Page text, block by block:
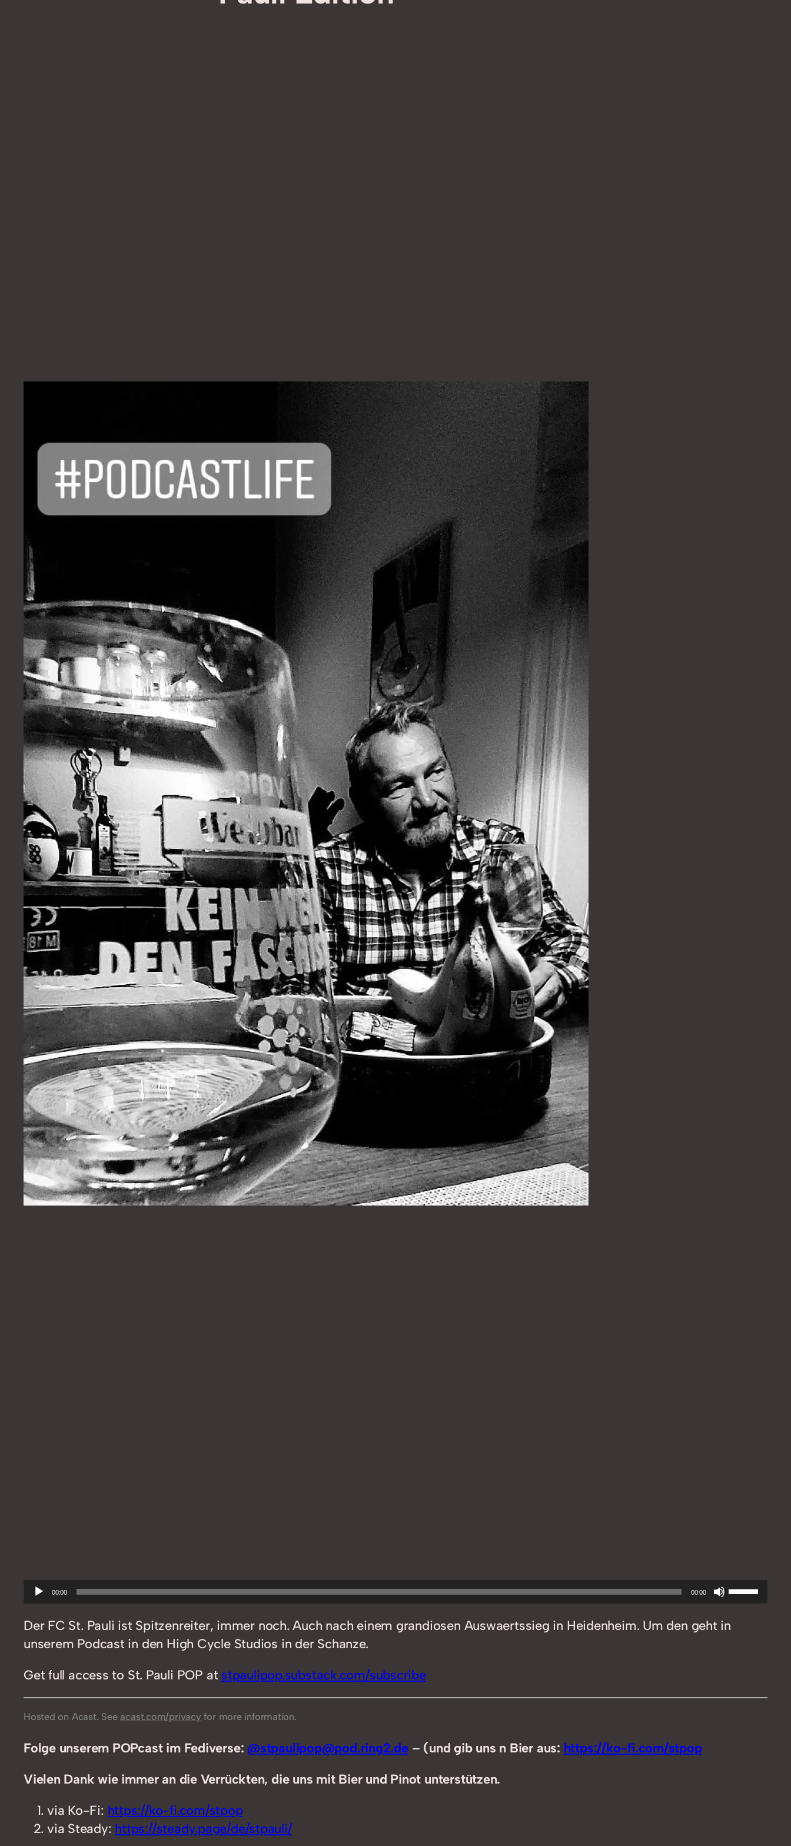
Audio-
Player
00:00 00:00
Pfeiltasten
Hoch/
benutzen,
zu
Der FC St. Pauli ist Spitzenreiter, immer noch. Auch nach einem grandiosen Auswaertssieg in Heidenheim. Um den geht in
unserem Podcast in den High Cycle Studios in der Schanze.
Get full access to St. Pauli POP at stpaulipop.substack.com/subscribe
Hosted on Acast. See acast.com/privacy for more information.
Folge unserem POPcast im Fediverse:@stpaulipop@pod.ring2.de– (und gib uns n Bier aus: https://ko-fi.com/stpop
Vielen Dank wie immer an die Verrückten, die uns mit Bier und Pinot unterstützen.
via Ko-Fi: https://ko-fi.com/stpop
via Steady: https://steady.page/de/stpauli/